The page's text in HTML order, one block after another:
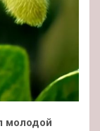
молодой